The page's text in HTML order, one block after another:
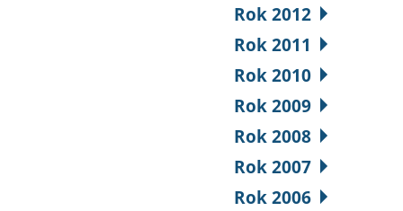
Rok 2012
Rok 2011
Rok 2010
Rok 2009
Rok 2008
Rok 2007
Rok 2006